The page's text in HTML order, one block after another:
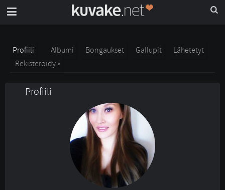
Profiili Albumi Bongaukset Gallupit
Lähetetyt
Rekisteröidy »
Profiili